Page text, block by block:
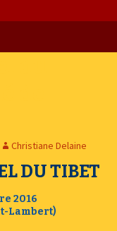
Christiane Delaine
DU TIBET
2016
Lambert)